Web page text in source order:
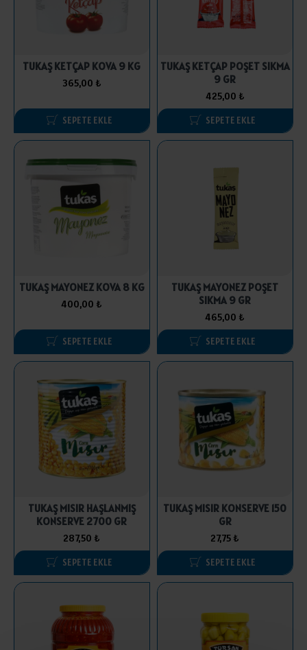
TUKAŞ KETÇAP KOVA 9 KG
365,00 ₺
SEPETE EKLE
TUKAŞ KETÇAP POŞET SIKMA
9 GR
425,00 ₺
SEPETE EKLE
TUKAŞ MAYONEZ KOVA 8 KG
400,00 ₺
SEPETE EKLE
TUKAŞ MAYONEZ POŞET
SIKMA 9 GR
465,00 ₺
SEPETE EKLE
TUKAŞ MISIR HAŞLANMIŞ
KONSERVE 2700 GR
287,50 ₺
SEPETE EKLE
TUKAŞ MISIR KONSERVE 150
GR
27,75 ₺
SEPETE EKLE